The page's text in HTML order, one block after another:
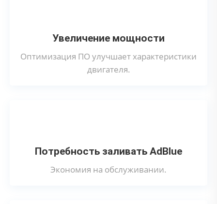
Увеличение мощности
Оптимизация ПО улучшает характеристики
двигателя.
Потребность заливать AdBlue
Экономия на обслуживании.